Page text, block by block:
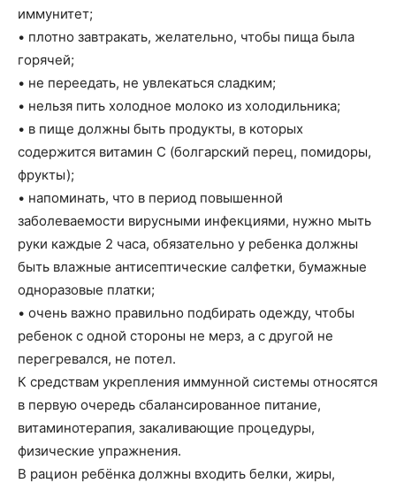
иммунитет;
• плотно завтракать, желательно, чтобы пища была
горячей;
• не переедать, не увлекаться сладким;
• нельзя пить холодное молоко из холодильника;
• в пище должны быть продукты, в которых
содержится витамин С (болгарский перец, помидоры,
фрукты);
• напоминать, что в период повышенной
заболеваемости вирусными инфекциями, нужно мыть
руки каждые 2 часа, обязательно у ребенка должны
быть влажные антисептические салфетки, бумажные
одноразовые платки;
• очень важно правильно подбирать одежду, чтобы
ребенок с одной стороны не мерз, а с другой не
перегревался, не потел.
К средствам укрепления иммунной системы относятся
в первую очередь сбалансированное питание,
витаминотерапия, закаливающие процедуры,
физические упражнения.
В рацион ребёнка должны входить белки, жиры,